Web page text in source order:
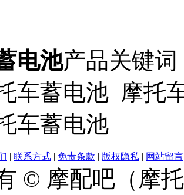
电池产品关键
车蓄电池 摩托
车蓄电池
| 联系方式 | 免责条款 | 版权隐私 | 网站留言
© 摩配吧（摩